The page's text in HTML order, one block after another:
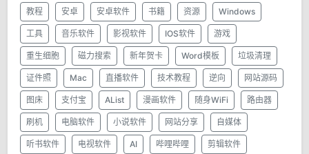
教程 安卓 安卓软件 书籍 资源 Windows
工具 音乐软件 影视软件 IOS软件 游戏
重生细胞 磁力搜索 新年贺卡 Word模板 垃圾清理
证件照 Mac 直播软件 技术教程 逆向 网站源码
图床 支付宝 AList 漫画软件 随身WiFi 路由器
刷机 电脑软件 小说软件 网站分享 自媒体
听书软件 电视软件 AI 哔哩哔哩 剪辑软件